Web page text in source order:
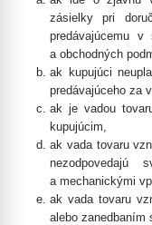
zásielky pri
predávajúcemu
a obchodných
ak kupujúci
predávajúceho za
ak je vadou
kupujúcim,
ak vada tovaru
nezodpovedajú
a mechanickými
ak vada tovaru
alebo zanedbaním